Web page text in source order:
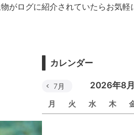
がログに紹介されていたらお気軽
カレンダー
2026年8月
月 火 水 木
7月